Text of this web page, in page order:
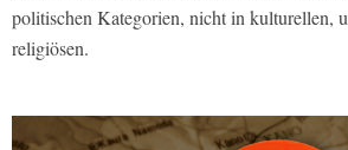
politischen Kategorien, nicht in kulturellen,
religiösen.